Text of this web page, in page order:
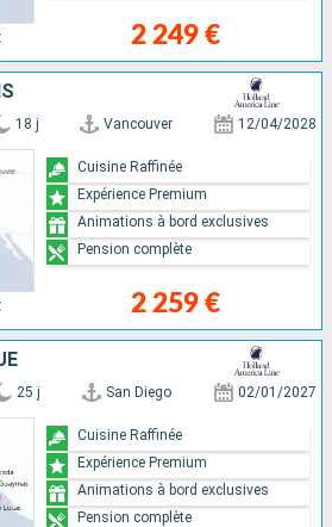
2 249 €
18 j Vancouver 12/04/2028
2 259 €
Cuisine Raffinée
Expérience Premium
Animations à bord exclusives
Pension complète
25 j San Diego 02/01/2027
Cuisine Raffinée
Expérience Premium
Animations à bord exclusives
Pension complète